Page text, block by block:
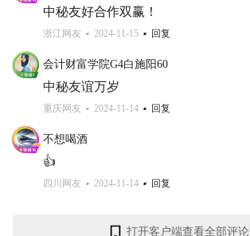
中秘友好合作双赢！
浙江网友 2024-11-15 回复
会计财富学院G4白施阳60
中秘友谊万岁
重庆网友 2024-11-14 回复
不想喝酒
👍
四川网友 2024-11-14 回复
打开客户端查看全部评论